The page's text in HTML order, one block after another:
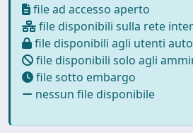
file ad accesso aperto
file disponibili sulla rete
file disponibili agli utenti
file disponibili solo agli
file sotto embargo
nessun file disponibile